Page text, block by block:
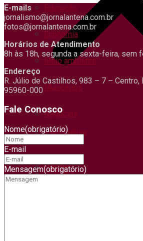
Agricultura
Cultura
Educação
Economia
Meio ambiente
Municípios
Negócios
Polícia
E-mails
jornalismo@jornalantena.com.br
fotos@jornalantena.com.br
Horários de Atendimento
8h às 18h, segunda a sexta-feira, sem
Endereço
R. Júlio de Castilhos, 983 – 7 – Centro,
95960-000
Fale Conosco
Nome(obrigatório)
E-mail
Mensagem(obrigatório)